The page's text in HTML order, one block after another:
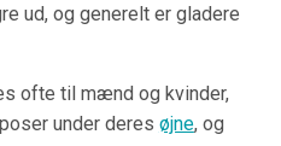
ud, og generelt er gladere
ofte til mænd og kvinder,
under deres øjne, og